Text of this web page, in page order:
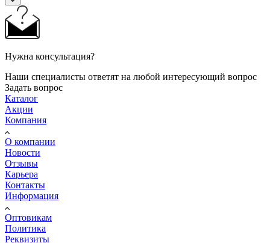
Нужна консультация?
Наши специалисты ответят на любой интересующий вопрос
Задать вопрос
Каталог
Акции
Компания
О компании
Новости
Отзывы
Карьера
Контакты
Информация
Оптовикам
Политика
Реквизиты